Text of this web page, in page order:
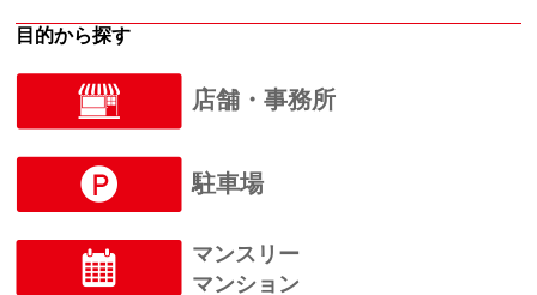
目的から探す
店舗・事務所
駐車場
マンスリー
マンション